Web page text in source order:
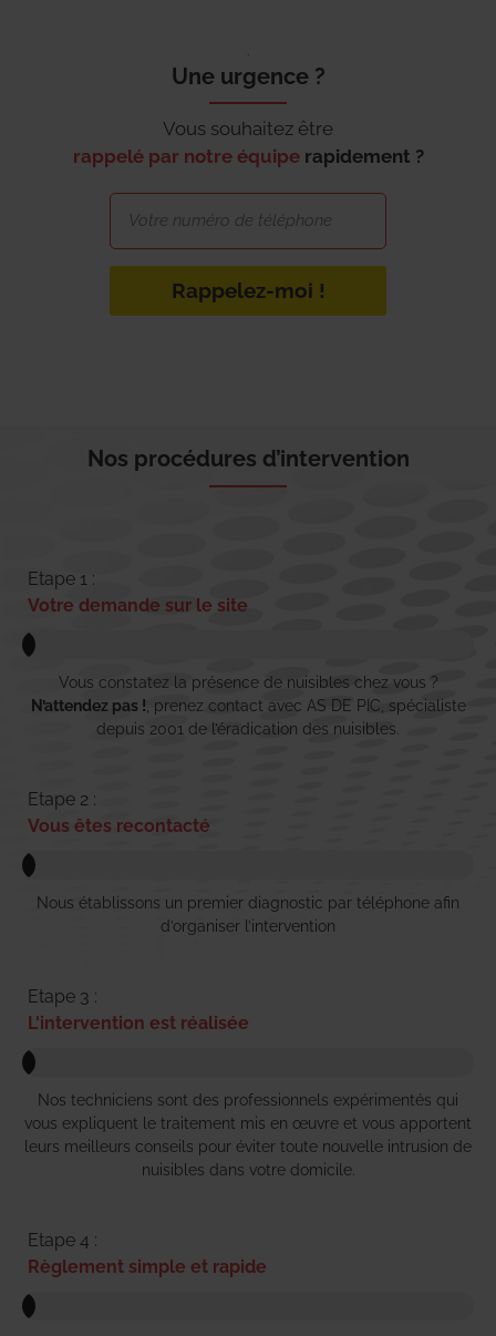
Une urgence ?
Vous souhaitez être
rappelé par notre équipe rapidement ?
Rappelez-moi !
Nos procédures d’intervention
Etape 1 :
Votre demande sur le site
Vous constatez la présence de nuisibles chez vous ?
N’attendez pas ! , prenez contact avec AS DE PIC, spécialiste
depuis 2001 de l’éradication des nuisibles.
Etape 2 :
Vous êtes recontacté
Nous établissons un premier diagnostic par téléphone afin
d’organiser l’intervention
Etape 3 :
L'intervention est réalisée
Nos techniciens sont des professionnels expérimentés qui
vous expliquent le traitement mis en œuvre et vous apportent
leurs meilleurs conseils pour éviter toute nouvelle intrusion de
nuisibles dans votre domicile.
Etape 4 :
Règlement simple et rapide